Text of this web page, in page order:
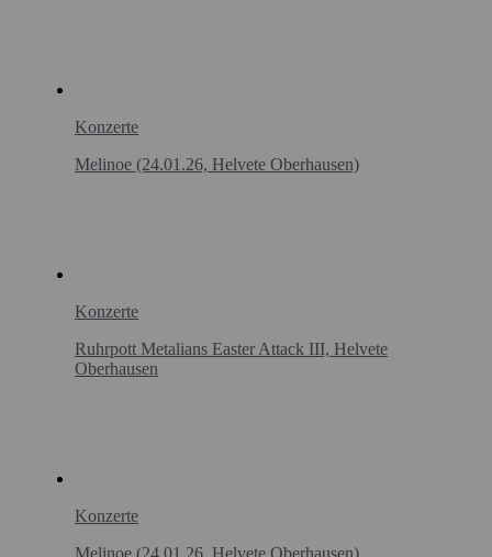
Konzerte
Melinoe (24.01.26, Helvete Oberhausen)
Konzerte
Ruhrpott Metalians Easter Attack III, Helvete
Oberhausen
Konzerte
Melinoe (24.01.26, Helvete Oberhausen)